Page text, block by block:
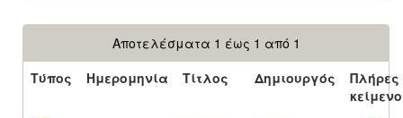
Αποτελέσματα 1 έως 1 από 1
Τύπος
Ημερομηνία Τίτλος Δημιουργός
Πλήρες
κείμενο